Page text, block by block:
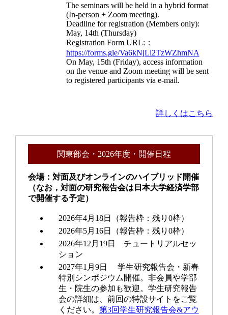
The seminars will be held in a hybrid format
(In-person + Zoom meeting).
Deadline for registration (Members only):
May, 14th (Thursday)
Registration Form URL:：
https://forms.gle/Va6kNjLi2TzWZhmNA
On May, 15th (Friday), access information
on the venue and Zoom meeting will be sent
to registered participants via e-mail.
詳しくはこちら
関東部会・2026年度・開催日程
会場：対面及びオンラインのハイブリッド開催
（なお，対面の研究報告会は日本大学経済学部
で開催する予定）
2026年4月18日（報告枠：残り0枠）
2026年5月16日（報告枠：残り0枠）
2026年12月19日 チュートリアルセッ
ション
2027年1月9日 学生研究報告会・新春
特別シンポジウム開催。非会員や学部
生・院生の参加も歓迎。学生研究報告
会の詳細は、前回の特設サイトをご覧
ください。 第3回学生研究報告会&アウ